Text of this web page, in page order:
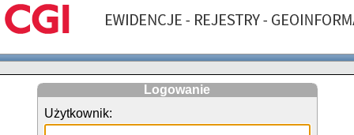
Logowanie
Użytkownik: